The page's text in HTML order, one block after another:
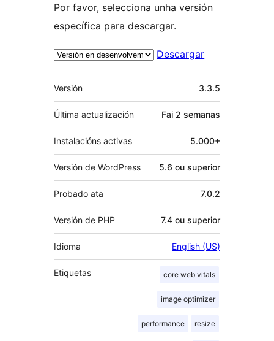
Por favor, selecciona unha versión
específica para descargar.
Descargar
Meta
Versión 3.3.5
Última actualización Fai 2 semanas
Instalacións activas 5.000+
Versión de WordPress 5.6 ou superior
Probado ata 7.0.2
Versión de PHP 7.4 ou superior
Idioma English (US)
Etiquetas core web vitals
image optimizer
performance resize